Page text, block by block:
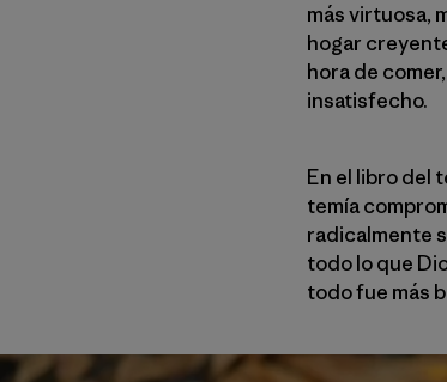
más virtuosa,
hogar
hora de
insatisfecho.
En el libro del
temía
radicalmente
todo lo que
todo fue más